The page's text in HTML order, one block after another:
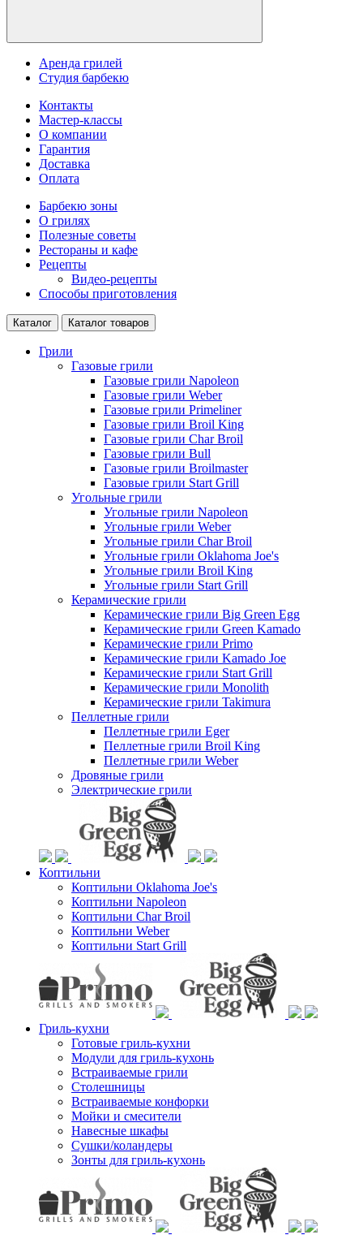
Аренда грилей
Студия барбекю
Контакты
Мастер-классы
О компании
Гарантия
Доставка
Оплата
Барбекю зоны
О грилях
Полезные советы
Рестораны и кафе
Рецепты
Видео-рецепты
Способы приготовления
Каталог Каталог товаров
Грили
Газовые грили
Газовые грили Napoleon
Газовые грили Weber
Газовые грили Primeliner
Газовые грили Broil King
Газовые грили Char Broil
Газовые грили Bull
Газовые грили Broilmaster
Газовые грили Start Grill
Угольные грили
Угольные грили Napoleon
Угольные грили Weber
Угольные грили Char Broil
Угольные грили Oklahoma Joe's
Угольные грили Broil King
Угольные грили Start Grill
Керамические грили
Керамические грили Big Green Egg
Керамические грили Green Kamado
Керамические грили Primo
Керамические грили Kamado Joe
Керамические грили Start Grill
Керамические грили Monolith
Керамические грили Takimura
Пеллетные грили
Пеллетные грили Eger
Пеллетные грили Broil King
Пеллетные грили Weber
Дровяные грили
Электрические грили
Коптильни
Коптильни Oklahoma Joe's
Коптильни Napoleon
Коптильни Char Broil
Коптильни Weber
Коптильни Start Grill
Гриль-кухни
Готовые гриль-кухни
Модули для гриль-кухонь
Встраиваемые грили
Столешницы
Встраиваемые конфорки
Мойки и смесители
Навесные шкафы
Сушки/коландеры
Зонты для гриль-кухонь